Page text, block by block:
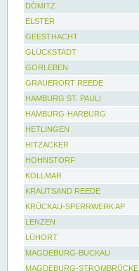
DÖMITZ
ELSTER
GEESTHACHT
GLÜCKSTADT
GORLEBEN
GRAUERORT REEDE
HAMBURG ST. PAULI
HAMBURG-HARBURG
HETLINGEN
HITZACKER
HOHNSTORF
KOLLMAR
KRAUTSAND REEDE
KRÜCKAU-SPERRWERK AP
LENZEN
LÜHORT
MAGDEBURG-BUCKAU
MAGDEBURG-STROMBRÜCKE